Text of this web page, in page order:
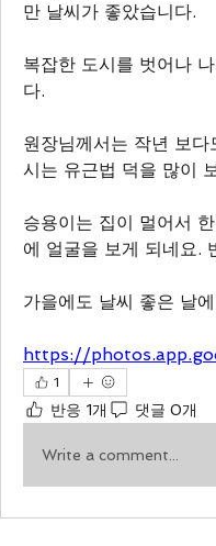
만 날씨가 좋았습니다.
복잡한 도시를 벗어나
다.
원장님께서는 작년 보
시는 유근법 덕을 많이
승용이는 집이 멀어서
에 얼굴을 보게 되네요.
가을에도 날씨 좋은 날
https://
1
반응 1개 댓글 0개
Write a comment...